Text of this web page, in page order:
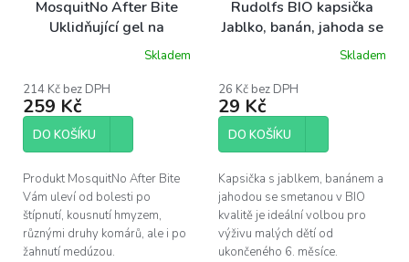
ů
MosquitNo After Bite
Uklidňující gel na
štípance 7,5mlSkladem
214 Kč bez DPH
259 Kč
DO KOŠÍKU
Produkt MosquitNo After Bite
Vám uleví od bolesti po
štípnutí, kousnutí hmyzem,
různými druhy komárů, ale i po
žahnutí medúzou.
Rudolfs BIO kapsička
Jablko, banán, jahoda se
smetanou, 110 gSkladem
26 Kč bez DPH
29 Kč
DO KOŠÍKU
Kapsička s jablkem, banánem a
jahodou se smetanou v BIO
kvalitě je ideální volbou pro
výživu malých dětí od
ukončeného 6. měsíce.